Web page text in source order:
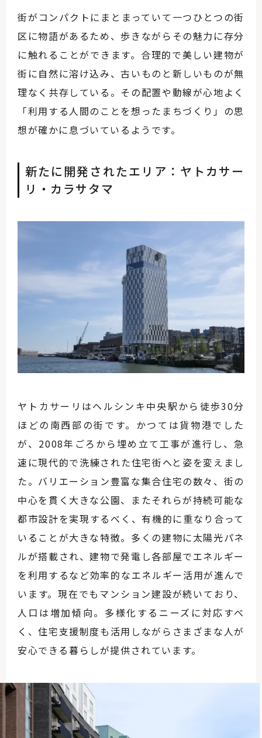
街がコンパクトにまとまっていて一つひとつの街
区に物語があるため、歩きながらその魅力に存分
に触れることができます。合理的で美しい建物が
街に自然に溶け込み、古いものと新しいものが無
理なく共存している。その配置や動線が心地よく
「利用する人間のことを想ったまちづくり」の思
想が確かに息づいているようです。
新たに開発されたエリア：ヤトカサー
リ・カラサタマ
ヤトカサーリはヘルシンキ中央駅から徒歩30分
ほどの南西部の街です。かつては貨物港でした
が、2008年ごろから埋め立て工事が進行し、急
速に現代的で洗練された住宅街へと姿を変えまし
た。バリエーション豊富な集合住宅の数々、街の
中心を貫く大きな公園、またそれらが持続可能な
都市設計を実現するべく、有機的に重なり合って
いることが大きな特徴。多くの建物に太陽光パネ
ルが搭載され、建物で発電し各部屋でエネルギー
を利用するなど効率的なエネルギー活用が進んで
います。現在でもマンション建設が続いており、
人口は増加傾向。多様化するニーズに対応すべ
く、住宅支援制度も活用しながらさまざまな人が
安心できる暮らしが提供されています。